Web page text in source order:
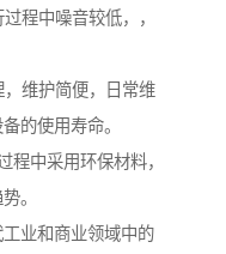
程中噪音较低，，
维护简便，日常维
的使用寿命。
程中采用环保材料，
。
业和商业领域中的